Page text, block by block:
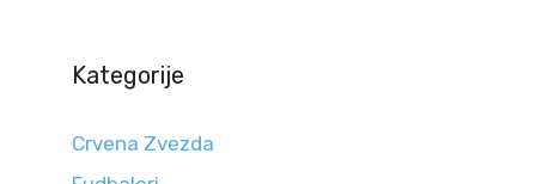
Kategorije
Crvena Zvezda